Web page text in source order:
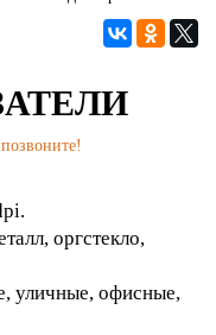
оргстекло,
уличные, офисные,